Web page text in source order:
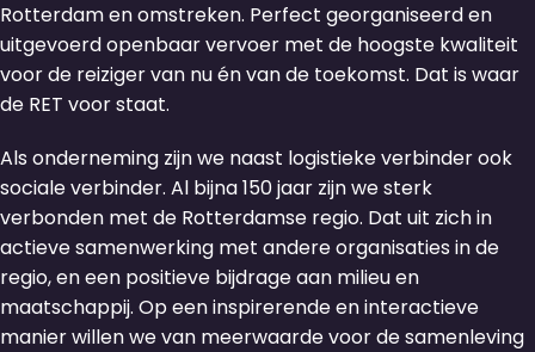
Rotterdam en omstreken. Perfect georganiseerd en
uitgevoerd openbaar vervoer met de hoogste kwaliteit
voor de reiziger van nu én van de toekomst. Dat is waar
de RET voor staat.
Als onderneming zijn we naast logistieke verbinder ook
sociale verbinder. Al bijna 150 jaar zijn we sterk
verbonden met de Rotterdamse regio. Dat uit zich in
actieve samenwerking met andere organisaties in de
regio, en een positieve bijdrage aan milieu en
maatschappij. Op een inspirerende en interactieve
manier willen we van meerwaarde voor de samenleving